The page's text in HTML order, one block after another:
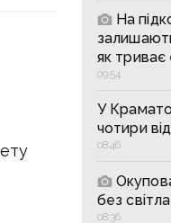
На
як триває
09:54
У
чотири
08:46
без
08:36